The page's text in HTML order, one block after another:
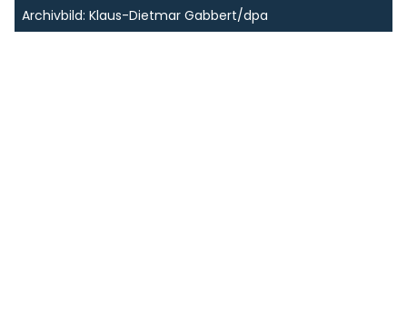
Archivbild: Klaus-Dietmar Gabbert/dpa